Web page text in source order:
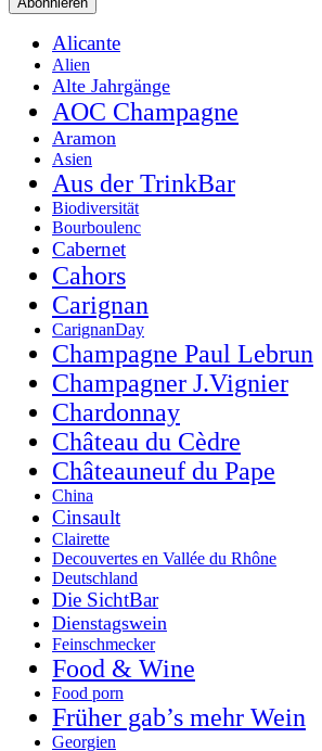
Alicante
Alien
Alte Jahrgänge
AOC Champagne
Aramon
Asien
Aus der TrinkBar
Biodiversität
Bourboulenc
Cabernet
Cahors
Carignan
CarignanDay
Champagne Paul Lebrun
Champagner J.Vignier
Chardonnay
Château du Cèdre
Châteauneuf du Pape
China
Cinsault
Clairette
Decouvertes en Vallée du Rhône
Deutschland
Die SichtBar
Dienstagswein
Feinschmecker
Food & Wine
Food porn
Früher gab’s mehr Wein
Georgien